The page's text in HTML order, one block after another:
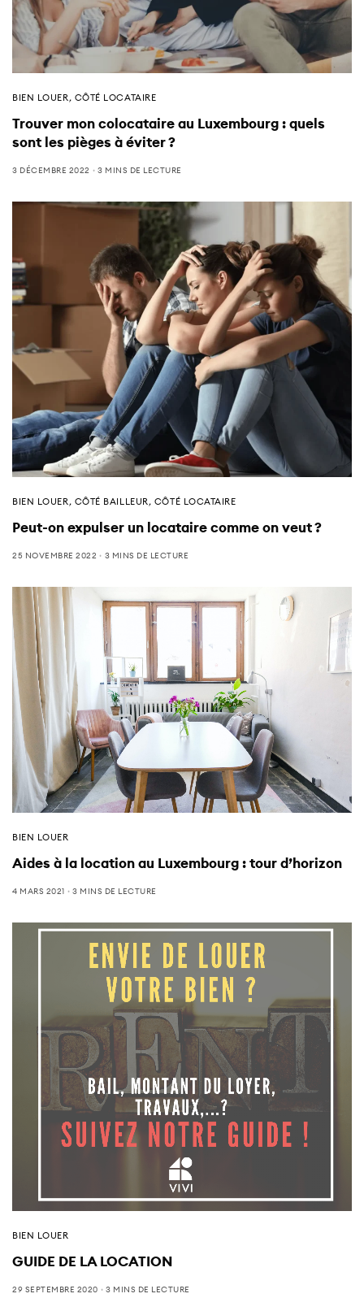
BIEN LOUER, CÔTÉ LOCATAIRE
Trouver mon colocataire au Luxembourg : quels
sont les pièges à éviter ?
3 DÉCEMBRE 2022 3 MINS DE LECTURE
BIEN LOUER , CÔTÉ BAILLEUR , CÔTÉ LOCATAIRE
Peut-on expulser un locataire comme on veut ?
25 NOVEMBRE 2022 3 MINS DE LECTURE
BIEN LOUER
Aides à la location au Luxembourg : tour d’horizon
4 MARS 2021 3 MINS DE LECTURE
BIEN LOUER
GUIDE DE LA LOCATION
29 SEPTEMBRE 2020 3 MINS DE LECTURE